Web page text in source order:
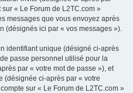
« Le Forum de L2TC.com »
messages que vous envoyez après
(désignés ici par « vos messages »).
identifiant unique (désigné ci-après
passe personnel utilisé pour la
par « votre mot de passe »), et
(désignée ci-après par « votre
sur « Le Forum de L2TC.com »